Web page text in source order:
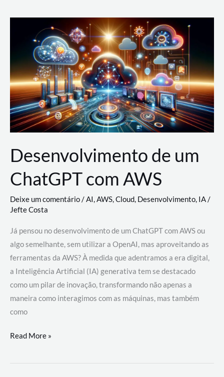
Nuvem:
Google
Cloud,
AWS
e
Azure
Desenvolvimento de um
ChatGPT com AWS
Deixe um comentário/AI,AWS,Cloud, Desenvolvimento, IA/
Jefte Costa
Já pensou no desenvolvimento de um ChatGPT com AWS ou
algo semelhante, sem utilizar a OpenAI, mas aproveitando as
ferramentas da AWS? À medida que adentramos a era digital,
a Inteligência Artificial (IA) generativa tem se destacado
como um pilar de inovação, transformando não apenas a
maneira como interagimos com as máquinas, mas também
como
Desenvolvimento
um
Read More »